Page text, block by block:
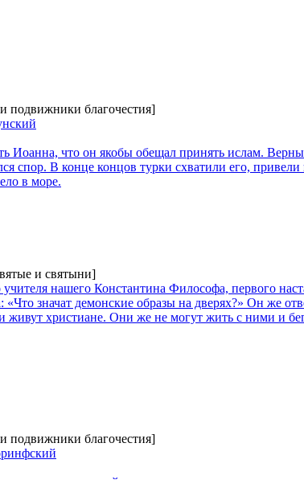
подвижники благочестия]
Иоанна, что он якобы обещал принять ислам.
спор. В конце концов турки схватили его, привели
в море.
и святыни]
нашего Константина Философа, первого
значат демонские образы на дверях?» Он же
живут христиане. Они же не могут жить с ними и
подвижники благочестия]